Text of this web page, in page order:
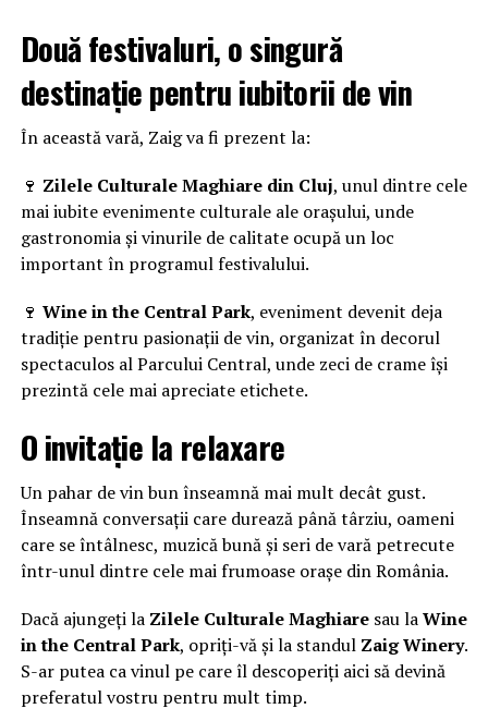
Două festivaluri, o singură
destinație pentru iubitorii de vin
În această vară, Zaig va fi prezent la:
🍷 Zilele Culturale Maghiare din Cluj, unul dintre cele
mai iubite evenimente culturale ale orașului, unde
gastronomia și vinurile de calitate ocupă un loc
important în programul festivalului.
🍷 Wine in the Central Park, eveniment devenit deja
tradiție pentru pasionații de vin, organizat în decorul
spectaculos al Parcului Central, unde zeci de crame își
prezintă cele mai apreciate etichete.
O invitație la relaxare
Un pahar de vin bun înseamnă mai mult decât gust.
Înseamnă conversații care durează până târziu, oameni
care se întâlnesc, muzică bună și seri de vară petrecute
într-unul dintre cele mai frumoase orașe din România.
Dacă ajungeți la Zilele Culturale Maghiaresau laWine
in the Central Park, opriți-vă și la standul Zaig Winery.
S-ar putea ca vinul pe care îl descoperiți aici să devină
preferatul vostru pentru mult timp.